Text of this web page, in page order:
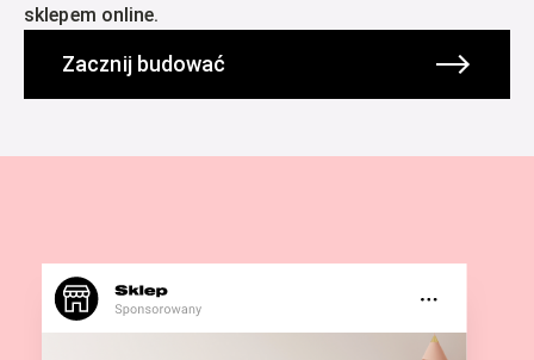
sklepem online.
Zacznij budować